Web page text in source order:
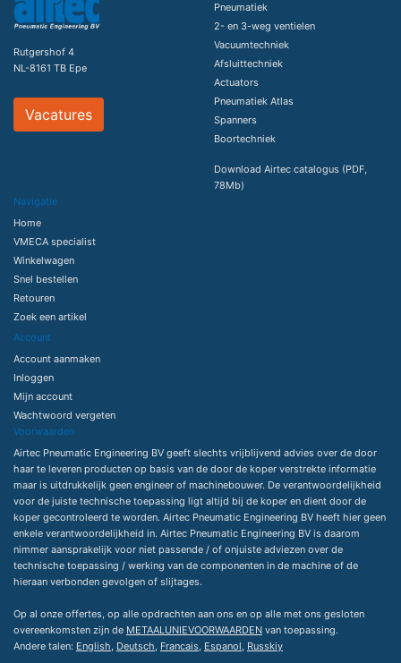
Rutgershof 4
NL-8161 TB Epe
Vacatures
Pneumatiek
2- en 3-weg ventielen
Vacuumtechniek
Afsluittechniek
Actuators
Pneumatiek Atlas
Spanners
Boortechniek
Download Airtec catalogus (PDF,
78Mb)
Navigatie
Home
VMECA specialist
Winkelwagen
Snel bestellen
Retouren
Zoek een artikel
Account
Account aanmaken
Inloggen
Mijn account
Wachtwoord vergeten
Voorwaarden
Airtec Pneumatic Engineering BV geeft slechts vrijblijvend advies over de door
haar te leveren producten op basis van de door de koper verstrekte informatie
maar is uitdrukkelijk geen engineer of machinebouwer. De verantwoordelijkheid
voor de juiste technische toepassing ligt altijd bij de koper en dient door de
koper gecontroleerd te worden. Airtec Pneumatic Engineering BV heeft hier geen
enkele verantwoordelijkheid in. Airtec Pneumatic Engineering BV is daarom
nimmer aansprakelijk voor niet passende / of onjuiste adviezen over de
technische toepassing / werking van de componenten in de machine of de
hieraan verbonden gevolgen of slijtages.
Op al onze offertes, op alle opdrachten aan ons en op alle met ons gesloten
overeenkomsten zijn de METAALUNIEVOORWAARDEN van toepassing.
Andere talen: English, Deutsch, Francais, Espanol, Russkiy